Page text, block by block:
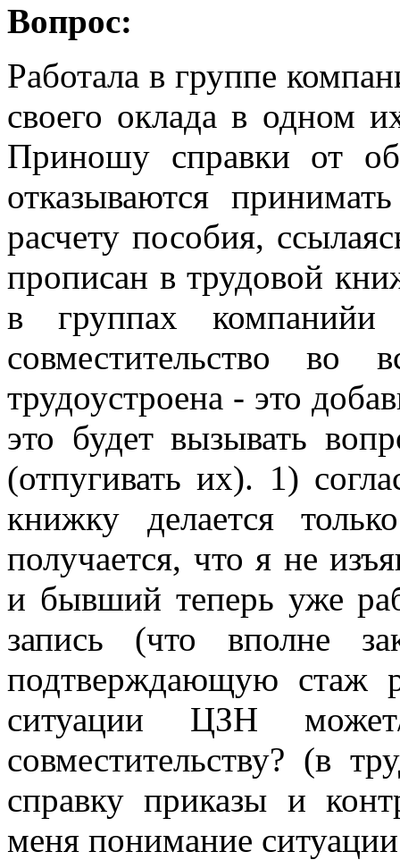
Вопрос:
Работала в группе
своего оклада в одном
Приношу справки от
отказываются
расчету пособия,
прописан в трудовой
в группах
совместительство
трудоустроена - это
это будет вызывать
(отпугивать их). 1)
книжку делается
получается, что я не
и бывший теперь уже
запись (что вполне
подтверждающую стаж
ситуации ЦЗН
совместительству? (в
справку приказы и
меня понимание